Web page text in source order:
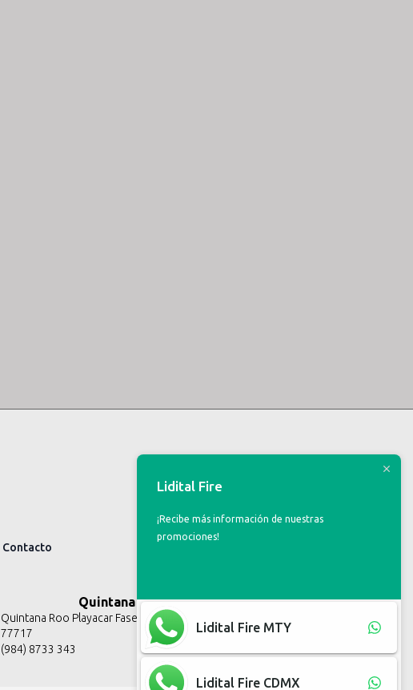
Contacto
Quintana Roo
Quintana Roo Playacar Fase II, Solidaridad Q.R.
77717
(984) 8733 343
Lidital Fire
¡Recibe más información de nuestras
promociones!
Lidital Fire MTY
Lidital Fire CDMX